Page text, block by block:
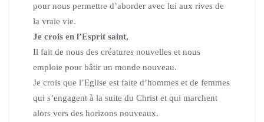
pour nous permettre d’aborder avec lui aux rives de
la vraie vie.
Je crois en l’Esprit saint,
Il fait de nous des créatures nouvelles et nous
emploie pour bâtir un monde nouveau.
Je crois que l’Eglise est faite d’hommes et de femmes
qui s’engagent à la suite du Christ et qui marchent
alors vers des horizons nouveaux.